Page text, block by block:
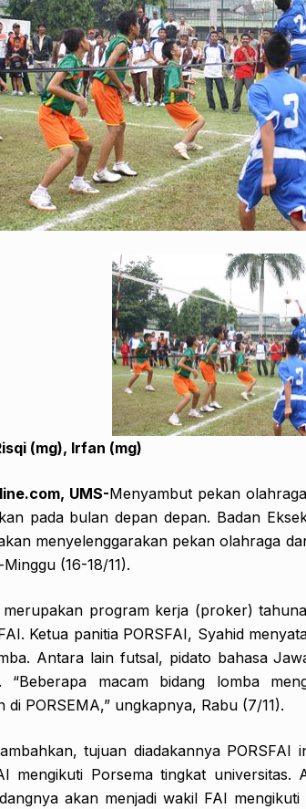
(mg), Irfan (mg)
UMS-Menyambut pekan
pada bulan depan depan. Badan
menyelenggarakan pekan olahraga
(16-18/11).
program kerja (proker)
Ketua panitia PORSFAI, Syahid
Antara lain futsal, pidato bahasa
“Beberapa macam bidang lomba
di PORSEMA,” ungkapnya, Rabu (7/11).
tujuan diadakannya PORSFAI
mengikuti Porsema tingkat universitas.
akan menjadi wakil FAI